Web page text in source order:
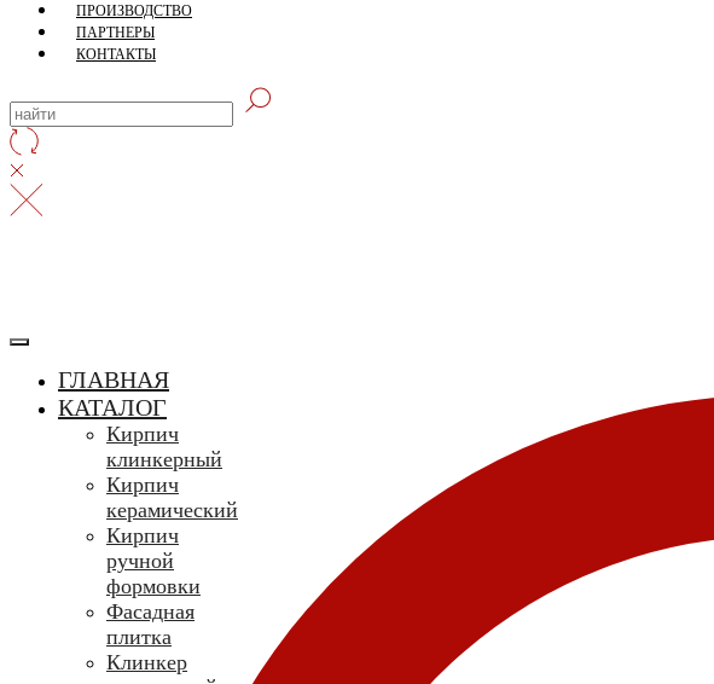
ПРОИЗВОДСТВО
ПАРТНЕРЫ
КОНТАКТЫ
ГЛАВНАЯ
КАТАЛОГ
Кирпич
клинкерный
Кирпич
керамический
Кирпич
ручной
формовки
Фасадная
плитка
Клинкер